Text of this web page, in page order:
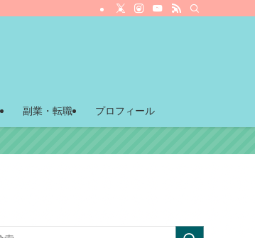
副業・転職 プロフィール